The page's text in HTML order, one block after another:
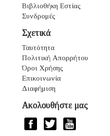
Βιβλιοθήκη Εστίας
Συνδρομές
Σχετικά
Ταυτότητα
Πολιτική Απορρήτου
Όροι Χρήσης
Επικοινωνία
Διαφήμιση
Ακολουθήστε μας